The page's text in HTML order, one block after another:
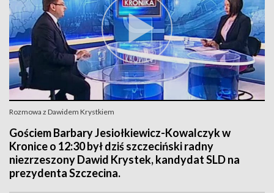
Rozmowa z Dawidem Krystkiem
Gościem Barbary Jesiołkiewicz-Kowalczyk w
Kronice o 12:30 był dziś szczeciński radny
niezrzeszony Dawid Krystek, kandydat SLD na
prezydenta Szczecina.